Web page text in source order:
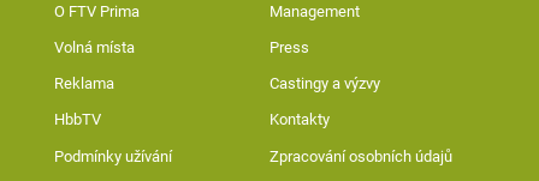
O FTV Prima Management
Volná místa Press
Reklama Castingy a výzvy
HbbTV Kontakty
Podmínky užívání Zpracování osobních údajů